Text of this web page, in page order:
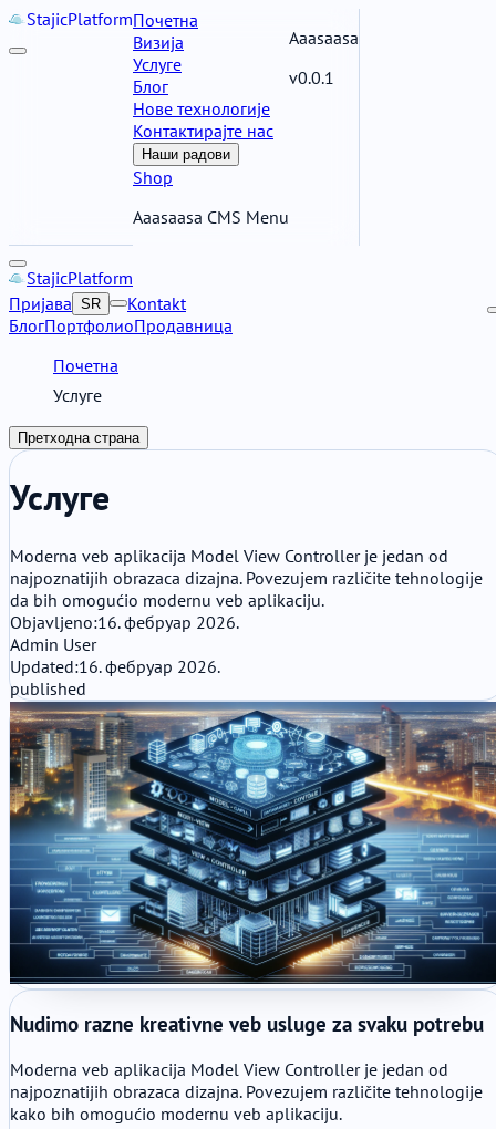
StajicPlatformПочетна
Визија
Услуге
Блог
Нове технологије
Контактирајте нас
Наши радови
Shop
Aaasaasa CMS Menu
Aaasaasa
v0.0.1
StajicPlatform
БлогПортфолиоПродавница
Пријава SR Kontakt
Почетна
Услуге
Претходна страна
Услуге
Moderna veb aplikacija Model View Controller je jedan od
najpoznatijih obrazaca dizajna. Povezujem različite tehnologije
da bih omogućio modernu veb aplikaciju.
Objavljeno:16. фебруар 2026.
Admin User
Updated:16. фебруар 2026.
published
Nudimo razne kreativne veb usluge za svaku potrebu
Moderna veb aplikacija Model View Controller je jedan od
najpoznatijih obrazaca dizajna. Povezujem različite tehnologije
kako bih omogućio modernu veb aplikaciju.